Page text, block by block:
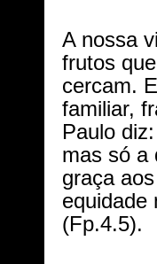
A nossa
frutos
cercam.
familiar,
Paulo
mas só a
graça
equidade
(Fp.4.5).